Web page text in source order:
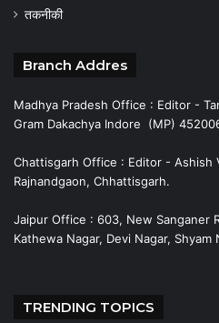
तकनीकी
Branch Addres
Madhya Pradesh Office : Editor -
Gram Dakachya Indore (MP)
Chattisgarh Office : Editor - Ashish
Rajnandgaon, Chhattisgarh.
Jaipur Office : 603, New Sanganer
Kathewa Nagar, Devi Nagar, Shyam
TRENDING TOPICS